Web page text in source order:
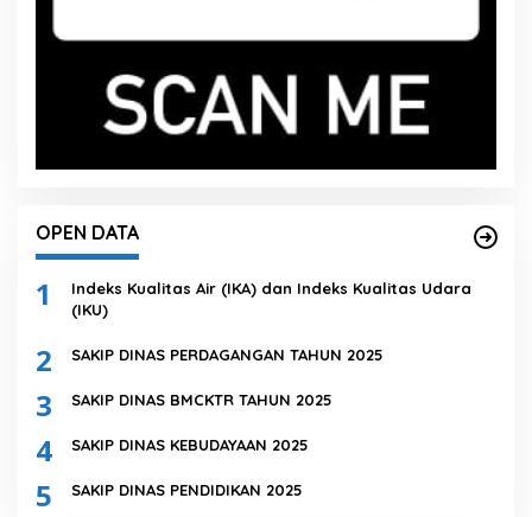
OPEN DATA
1
Indeks Kualitas Air (IKA) dan Indeks Kualitas Udara
(IKU)
2 SAKIP DINAS PERDAGANGAN TAHUN 2025
3 SAKIP DINAS BMCKTR TAHUN 2025
4 SAKIP DINAS KEBUDAYAAN 2025
5 SAKIP DINAS PENDIDIKAN 2025